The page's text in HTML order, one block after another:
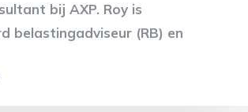
bij AXP. Roy is
belastingadviseur (RB) en